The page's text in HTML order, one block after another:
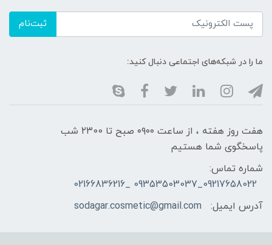
ثبت‌نام
ما را در شبکه‌های اجتماعی دنبال کنید:
هفت روز هفته ، از ساعت ۰۹۰۰ صبح تا ۲۳00 شب
پاسخگوی شما هستیم
شماره تماس:
09217658022_09353503037 _02166836216
آدرس ایمیل:
sodagar.cosmetic@gmail.com